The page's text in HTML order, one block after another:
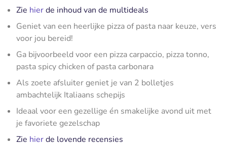
Zie hierde inhoud van de multideals
Geniet van een heerlijke pizza of pasta naar keuze, vers
voor jou bereid!
Ga bijvoorbeeld voor een pizza carpaccio, pizza tonno,
pasta spicy chicken of pasta carbonara
Als zoete afsluiter geniet je van 2 bolletjes
ambachtelijk Italiaans schepijs
Ideaal voor een gezellige én smakelijke avond uit met
je favoriete gezelschap
Zie hierde lovende recensies